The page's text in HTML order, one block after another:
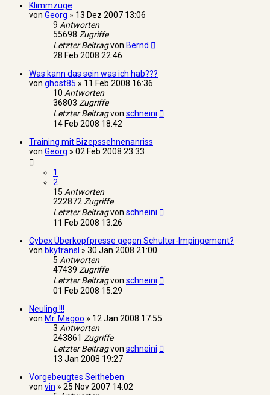
Klimmzüge
von Georg » 13 Dez 2007 13:06
9 Antworten
55698 Zugriffe
Letzter Beitragvon Bernd
28 Feb 2008 22:46
Was kann das sein was ich hab???
von ghost85 » 11 Feb 2008 16:36
10 Antworten
36803 Zugriffe
Letzter Beitragvon schneini
14 Feb 2008 18:42
Training mit Bizepssehnenanriss
von Georg » 02 Feb 2008 23:33
1
2
15 Antworten
222872Zugriffe
Letzter Beitragvon schneini
11 Feb 2008 13:26
Cybex Überkopfpresse gegen Schulter-Impingement?
von bkytransl » 30 Jan 2008 21:00
5 Antworten
47439 Zugriffe
Letzter Beitragvon schneini
01 Feb 2008 15:29
Neuling !!!
von Mr. Magoo » 12 Jan 2008 17:55
3 Antworten
243861 Zugriffe
Letzter Beitragvon schneini
13 Jan 2008 19:27
Vorgebeugtes Seitheben
von vin » 25 Nov 2007 14:02